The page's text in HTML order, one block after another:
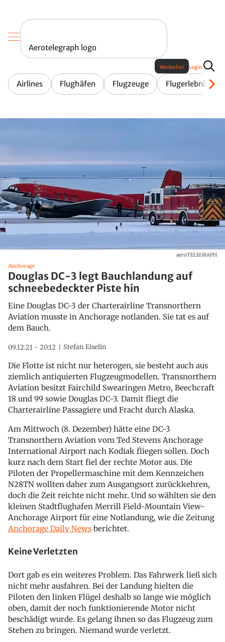
Aerotelegraph logo
Airlines Flughäfen Flugzeuge Flugerlebnis
Werbefrei Login
aeroTELEGRAPH
Anchorage
Douglas DC-3 legt Bauchlandung auf
schneebedeckter Piste hin
Eine Douglas DC-3 der Charterairline Transnorthern
Aviation musste in Anchorage notlanden. Sie tat es auf
dem Bauch.
09.12.21 - 20:12 Stefan Eiselin
Die Flotte ist nicht nur heterogen, sie besteht auch aus
ziemlich antiquierten Flugzeugmodellen. Transnorthern
Aviation besitzt Fairchild Swearingen Metro, Beechcraft
18 und 99 sowie Douglas DC-3. Damit fliegt die
Charterairline Passagiere und Fracht durch Alaska.
Am Mittwoch (8. Dezember) hätte eine DC-3
Transnorthern Aviation vom Ted Stevens Anchorage
International Airport nach Kodiak fliegen sollen. Doch
kurz nach dem Start fiel der rechte Motor aus. Die
Piloten der Propellermaschine mit dem Kennzeichen
N28TN wollten daher zum Ausgangsort zurückkehren,
doch die Zeit reichte nicht mehr. Und so wählten sie den
kleinen Stadtflughafen Merrill Field-Mountain View-
Anchorage Airport für eine Notlandung, wie die Zeitung
Anchorage Daily News berichtet.
Keine Verletzten
Dort gab es ein weiteres Problem. Das Fahrwerk ließ sich
nicht mehr ausfahren. Bei der Landung hielten die
Piloten den linken Flügel deshalb so lange wie möglich
oben, damit der noch funktionierende Motor nicht
beschädigt wurde. Es gelang ihnen so das Flugzeug zum
Stehen zu bringen. Niemand wurde verletzt.